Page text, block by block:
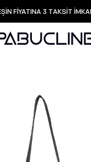
FİYATINA 3 TAKSİT
ÜRÜNLERDE ÜCRETSİZ
Sezon Ürünlerde Özel
Ürünlerde Hızlı